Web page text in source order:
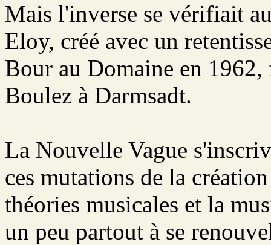
Mais l'inverse se vérifiait
Eloy, créé avec un
Bour au Domaine en
Boulez à Darmsadt.
La Nouvelle Vague
ces mutations de la
théories musicales et la
un peu partout à se